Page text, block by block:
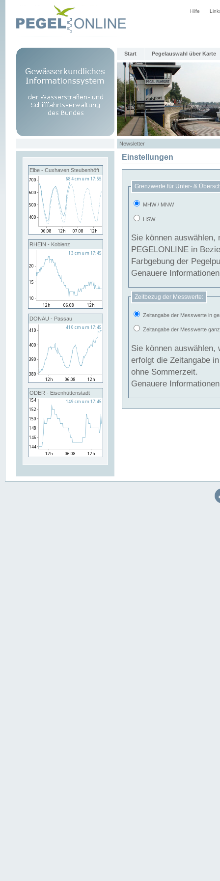
Hilfe
Start Pegelauswahl über Karte
Newsletter
Elbe - Cuxhaven Steubenhöft
RHEIN - Koblenz
DONAU - Passau
ODER - Eisenhüttenstadt
Einstellungen
Grenzwerte für Unter- &
MHW / MNW
HSW
Sie können
PEGELONLINE in Beziehung
Farbgebung der
Genauere
Zeitbezug der Messwerte:
Zeitangabe der Messwerte in
Zeitangabe der Messwerte
Sie können auswählen,
erfolgt die Zeitangabe
ohne Sommerzeit.
Genauere